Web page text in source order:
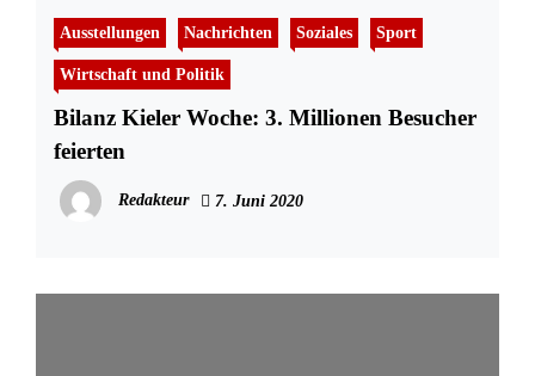
Ausstellungen Nachrichten Soziales Sport
Wirtschaft und Politik
Bilanz Kieler Woche: 3. Millionen Besucher
feierten
Redakteur 7. Juni 2020